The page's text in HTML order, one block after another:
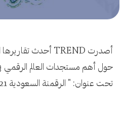
حول أهم مستجدات العالم الرقمي
تحت عنوان: " الرقمنة السعودية 2021"